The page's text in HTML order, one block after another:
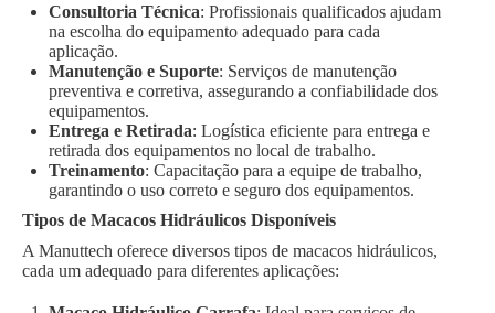
Consultoria Técnica: Profissionais qualificados ajudam
na escolha do equipamento adequado para cada
aplicação.
Manutenção e Suporte: Serviços de manutenção
preventiva e corretiva, assegurando a confiabilidade dos
equipamentos.
Entrega e Retirada: Logística eficiente para entrega e
retirada dos equipamentos no local de trabalho.
Treinamento: Capacitação para a equipe de trabalho,
garantindo o uso correto e seguro dos equipamentos.
Tipos de Macacos Hidráulicos Disponíveis
A Manuttech oferece diversos tipos de macacos hidráulicos,
cada um adequado para diferentes aplicações: